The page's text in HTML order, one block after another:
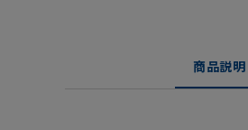
商品説